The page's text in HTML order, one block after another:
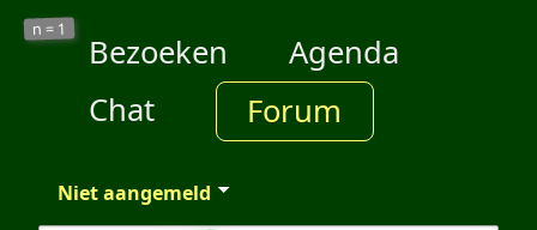
n = 1
Bezoeken
Agenda
Chat
Forum
Niet aangemeld